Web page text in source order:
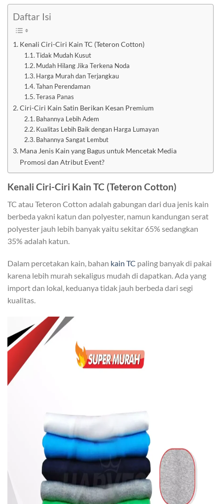
Daftar Isi
Kenali Ciri-Ciri Kain TC (Teteron Cotton)
Tidak Mudah Kusut
Mudah Hilang Jika Terkena Noda
Harga Murah dan Terjangkau
Tahan Perendaman
Terasa Panas
Ciri-Ciri Kain Satin Berikan Kesan Premium
Bahannya Lebih Adem
Kualitas Lebih Baik dengan Harga Lumayan
Bahannya Sangat Lembut
Mana Jenis Kain yang Bagus untuk Mencetak Media
Promosi dan Atribut Event?
Kenali Ciri-Ciri Kain TC (Teteron Cotton)
TC atau Teteron Cotton adalah gabungan dari dua jenis kain
berbeda yakni katun dan polyester, namun kandungan serat
polyester jauh lebih banyak yaitu sekitar 65% sedangkan
35% adalah katun.
Dalam percetakan kain, bahan kain TC paling banyak di pakai
karena lebih murah sekaligus mudah di dapatkan. Ada yang
import dan lokal, keduanya tidak jauh berbeda dari segi
kualitas.